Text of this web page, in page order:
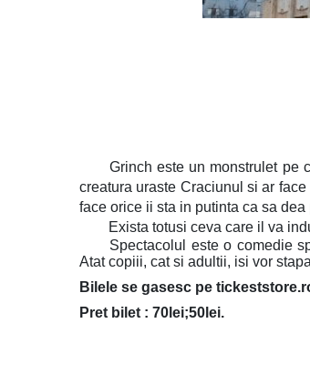
Grinch este un monstrulet pe
creatura uraste Craciunul si ar
face orice ii sta in putinta ca sa
Exista totusi ceva care il va
Spectacolul este o comedie
Atat copiii, cat si adultii, isi vor
Bilele se gasesc pe
Pret bilet : 70lei;50lei.